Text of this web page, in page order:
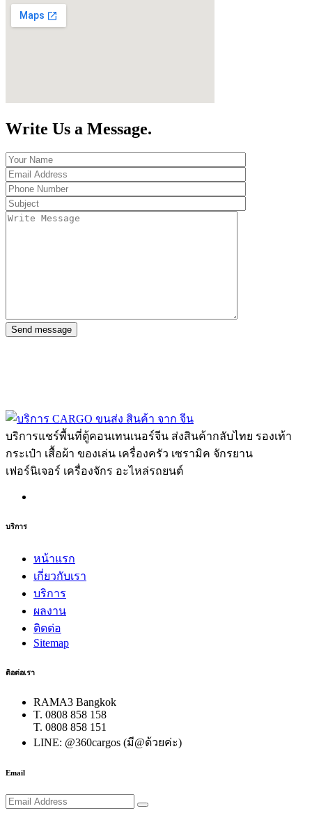
Write Us a Message.
Send message
บริการแชร์พื้นที่ตู้คอนเทนเนอร์จีน ส่งสินค้ากลับไทย รองเท้า
กระเป๋า เสื้อผ้า ของเล่น เครื่องครัว เซรามิค จักรยาน
เฟอร์นิเจอร์ เครื่องจักร อะไหล่รถยนต์
บริการ
หน้าแรก
เกี่ยวกับเรา
บริการ
ผลงาน
ติดต่อ
Sitemap
ติอต่อเรา
RAMA3 Bangkok
T. 0808 858 158
T. 0808 858 151
LINE: @360cargos (มี@ด้วยค่ะ)
Email